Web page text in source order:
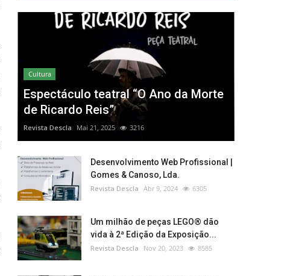
Cultura
Espectáculo teatral “O Ano da Morte
de Ricardo Reis”
Revista Descla Mai 21, 2025 3216
Desenvolvimento Web Profissional |
Gomes & Canoso, Lda.
Revista Descla Abr 9, 2024 6305
Um milhão de peças LEGO® dão
vida à 2ª Edição da Exposição...
Revista Descla Nov 20, 2023 8585